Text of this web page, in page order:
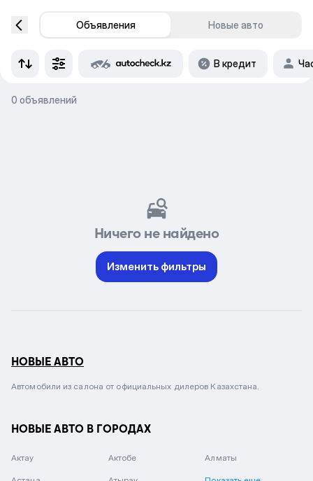
Объявления Новые авто
В кредит
0 объявлений
Ничего не найдено
Изменить фильтры
НОВЫЕ АВТО
Автомобили из салона от официальных дилеров Казахстана.
НОВЫЕ АВТО В ГОРОДАХ
Актау Актобе Алматы